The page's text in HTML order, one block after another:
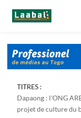
TITRES :
Dapaong : l'ONG
projet de culture du